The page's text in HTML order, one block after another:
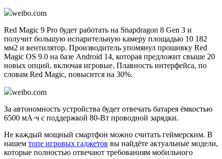
weibo.com
Red Magic 9 Pro будет работать на Snapdragon 8 Gen 3 и
получит большую испарительную камеру площадью 10 182
мм2 и вентилятор. Производитель упомянул прошивку Red
Magic OS 9.0 на базе Android 14, которая предложит свыше 20
новых опций, включая игровые. Плавность интерфейса, по
словам Red Magic, повысится на 30%.
weibo.com
За автономность устройства будет отвечать батарея ёмкостью
6500 мА·ч с поддержкой 80-Вт проводной зарядки.
Не каждый мощный смартфон можно считать геймерским. В
нашем топе игровых гаджетов вы найдёте актуальные модели,
которые полностью отвечают требованиям мобильного